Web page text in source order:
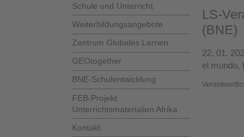
Schule und Unterricht
Weiterbildungsangebote
Zentrum Globales Lernen
GEOtogether
BNE-Schulentwicklung
FEB-Projekt
Unterrichtsmaterialien Afrika
Kontakt
LS-
(BNE)
22. 01.
el mundo,